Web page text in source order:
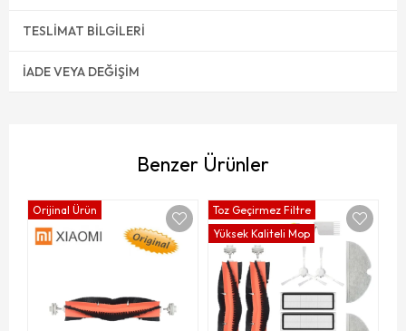
TESLIMAT BILGILERI
İADE VEYA DEĞIŞIM
Benzer Ürünler
Orijinal Ürün
Toz Geçirmez Filtre
Yüksek Kaliteli Mop